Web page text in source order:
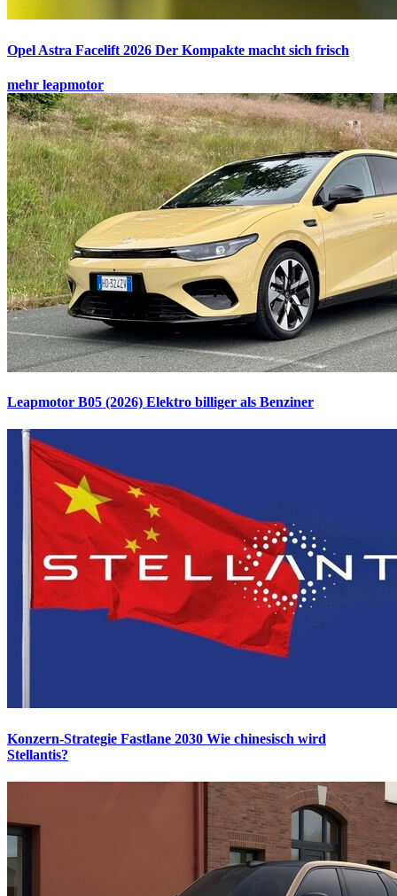
Opel Astra Facelift 2026 Der Kompakte macht sich frisch
mehr leapmotor
Leapmotor B05 (2026) Elektro billiger als Benziner
Konzern-Strategie Fastlane 2030 Wie chinesisch wird
Stellantis?